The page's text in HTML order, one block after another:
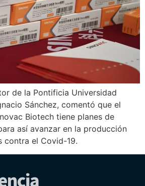
de la Pontificia Universidad
Sánchez, comentó que el
Biotech tiene planes de
así avanzar en la producción
contra el Covid-19.